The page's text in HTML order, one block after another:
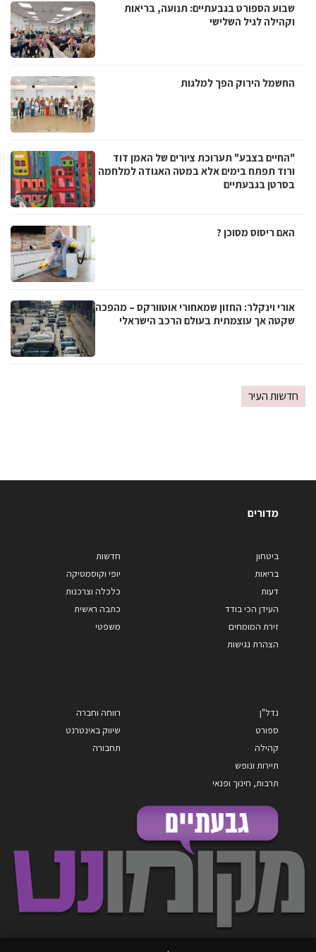
שבוע הספורט בגבעתיים: תנועה, בריאות
וקהילה לגיל השלישי
החשמל הירוק הפך למלגות
"החיים בצבע" תערוכת ציורים של האמן דוד
ורוד תפתח בימים אלא במטה האגודה למלחמה
בסרטן בגבעתיים
האם ריסוס מסוכן ?
אורי וינקלר: החזון שמאחורי אוטוורקס – מהפכה
שקטה אך עוצמתית בעולם הרכב הישראלי
חדשות העיר
מדורים
ביטחון
בריאות
דעות
העידן הכי בודד
זירת המומחים
הצהרת נגישות
חדשות
יופי וקוסמטיקה
כלכלה וצרכנות
כתבה ראשית
משפטי
נדל"ן
ספורט
קהילה
תיירות ונופש
תרבות, חינוך ופנאי
רווחה וחברה
שיווק באינטרנט
תחבורה